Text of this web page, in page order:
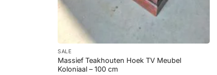
SALE
Massief Teakhouten Hoek TV Meubel
Koloniaal – 100 cm